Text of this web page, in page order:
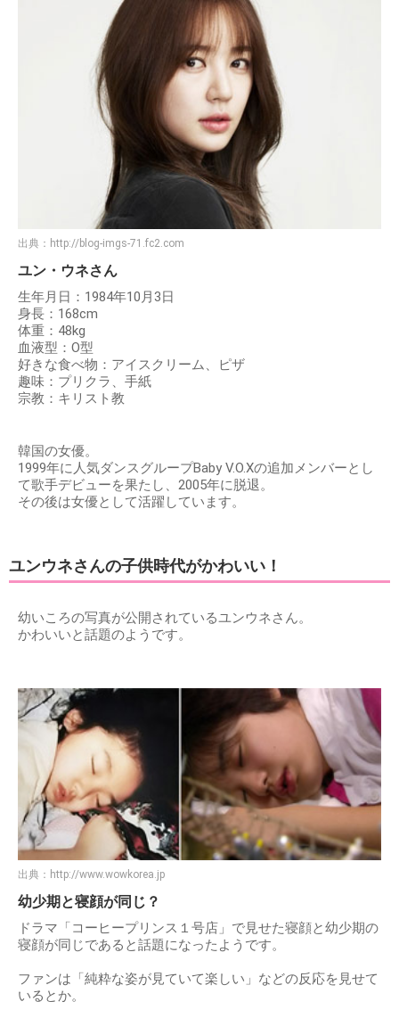
出典： http://blog-imgs-71.fc2.com
ユン・ウネさん
生年月日：1984年10月3日
身長：168cm
体重：48kg
血液型：O型
好きな食べ物：アイスクリーム、ピザ
趣味：プリクラ、手紙
宗教：キリスト教
韓国の女優。
1999年に人気ダンスグループBaby V.O.Xの追加メンバーとし
て歌手デビューを果たし、2005年に脱退。
その後は女優として活躍しています。
ユンウネさんの子供時代がかわいい！
幼いころの写真が公開されているユンウネさん。
かわいいと話題のようです。
出典： http://www.wowkorea.jp
幼少期と寝顔が同じ？
ドラマ「コーヒープリンス１号店」で見せた寝顔と幼少期の
寝顔が同じであると話題になったようです。
ファンは「純粋な姿が見ていて楽しい」などの反応を見せて
いるとか。